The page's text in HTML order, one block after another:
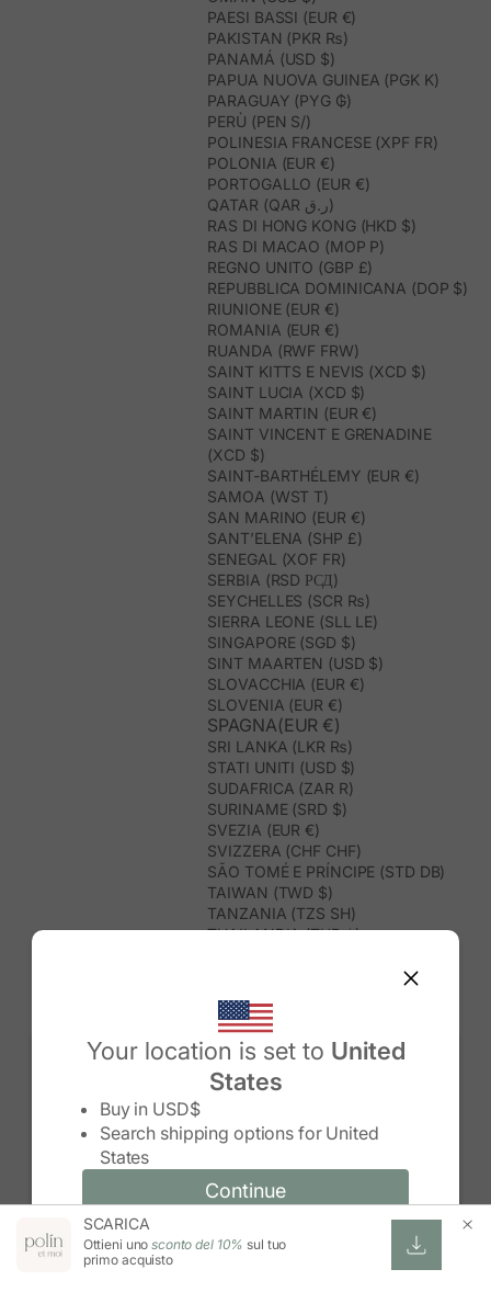
Your location is set to United
States
Buy in USD$
Search shipping options for United
States
Continue
Change country/region and language
Change country/region
Continue
PAESI BASSI (EUR €)
PAKISTAN (PKR ₨)
PANAMÁ (USD $)
PAPUA NUOVA GUINEA (PGK K)
PARAGUAY (PYG ₲)
PERÙ (PEN S/)
POLINESIA FRANCESE (XPF FR)
POLONIA (EUR €)
PORTOGALLO (EUR €)
QATAR (QAR ر.ق)
RAS DI HONG KONG (HKD $)
RAS DI MACAO (MOP P)
REGNO UNITO (GBP £)
REPUBBLICA DOMINICANA (DOP $)
RIUNIONE (EUR €)
ROMANIA (EUR €)
RUANDA (RWF FRW)
SAINT KITTS E NEVIS (XCD $)
SAINT LUCIA (XCD $)
SAINT MARTIN (EUR €)
SAINT VINCENT E GRENADINE
(XCD $)
SAINT-BARTHÉLEMY (EUR €)
SAMOA (WST T)
SAN MARINO (EUR €)
SANT’ELENA (SHP £)
SENEGAL (XOF FR)
SERBIA (RSD РСД)
SEYCHELLES (SCR ₨)
SIERRA LEONE (SLL LE)
SINGAPORE (SGD $)
SINT MAARTEN (USD $)
SLOVACCHIA (EUR €)
SLOVENIA (EUR €)
SPAGNA(EUR €)
SRI LANKA (LKR ₨)
STATI UNITI (USD $)
SUDAFRICA (ZAR R)
SURINAME (SRD $)
SVEZIA (EUR €)
SVIZZERA (CHF CHF)
SÃO TOMÉ E PRÍNCIPE (STD DB)
TAIWAN (TWD $)
TANZANIA (TZS SH)
THAILANDIA (THB ฿)
TONGA (TOP T$)
TRINIDAD E TOBAGO (TTD $)
TUNISIA (USD $)
TURCHIA (TRY ₺)
TURKMENISTAN (USD $)
UNGHERIA (EUR €)
UZBEKISTAN (UZS SO'M)
VANUATU (VUV VT)
VIETNAM (VND ₫)
WALLIS E FUTUNA (XPF FR)
SCARICA
Ottieni unosconto del 10% sul tuo
primo acquisto